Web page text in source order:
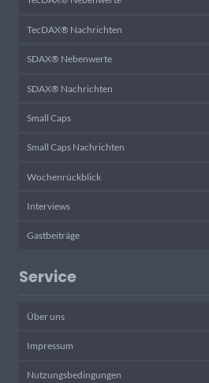
TecDAX® Nachrichten
SDAX® Nebenwerte
SDAX® Nachrichten
Small Caps
Small Caps Nachrichten
Wochenrückblick
Interviews
Gastbeiträge
Service
Über uns
Impressum
Nutzungsbedingungen